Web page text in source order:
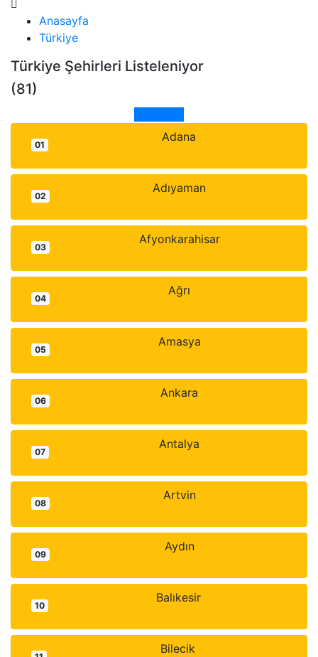
Anasayfa
Türkiye
Türkiye Şehirleri Listeleniyor
(81)
01
Adana
02
Adıyaman
03
Afyonkarahisar
04
Ağrı
05
Amasya
06
Ankara
07
Antalya
08
Artvin
09
Aydın
10
Balıkesir
Bilecik